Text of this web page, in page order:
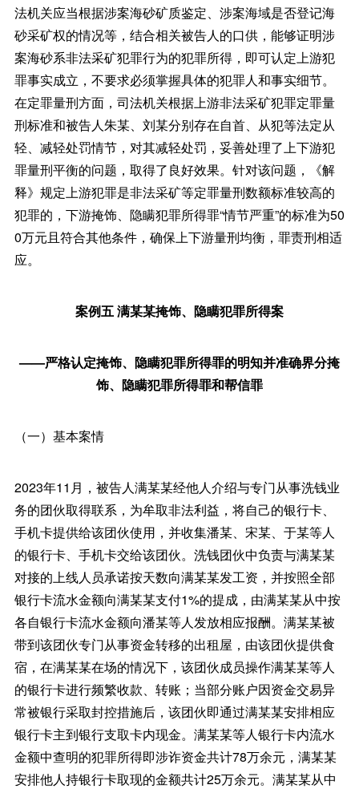
法机关应当根据涉案海砂矿质鉴定、涉案海域是否登记海
砂采矿权的情况等，结合相关被告人的口供，能够证明涉
案海砂系非法采矿犯罪行为的犯罪所得，即可认定上游犯
罪事实成立，不要求必须掌握具体的犯罪人和事实细节。
在定罪量刑方面，司法机关根据上游非法采矿犯罪定罪量
刑标准和被告人朱某、刘某分别存在自首、从犯等法定从
轻、减轻处罚情节，对其减轻处罚，妥善处理了上下游犯
罪量刑平衡的问题，取得了良好效果。针对该问题，《解
释》规定上游犯罪是非法采矿等定罪量刑数额标准较高的
犯罪的，下游掩饰、隐瞒犯罪所得罪“情节严重”的标准为50
0万元且符合其他条件，确保上下游量刑均衡，罪责刑相适
应。
案例五 满某某掩饰、隐瞒犯罪所得案
——严格认定掩饰、隐瞒犯罪所得罪的明知并准确界分掩
饰、隐瞒犯罪所得罪和帮信罪
（一）基本案情
2023年11月，被告人满某某经他人介绍与专门从事洗钱业
务的团伙取得联系，为牟取非法利益，将自己的银行卡、
手机卡提供给该团伙使用，并收集潘某、宋某、于某等人
的银行卡、手机卡交给该团伙。洗钱团伙中负责与满某某
对接的上线人员承诺按天数向满某某发工资，并按照全部
银行卡流水金额向满某某支付1%的提成，由满某某从中按
各自银行卡流水金额向潘某等人发放相应报酬。满某某被
带到该团伙专门从事资金转移的出租屋，由该团伙提供食
宿，在满某某在场的情况下，该团伙成员操作满某某等人
的银行卡进行频繁收款、转账；当部分账户因资金交易异
常被银行采取封控措施后，该团伙即通过满某某安排相应
银行卡主到银行支取卡内现金。满某某等人银行卡内流水
金额中查明的犯罪所得即涉诈资金共计78万余元，满某某
安排他人持银行卡取现的金额共计25万余元。满某某从中